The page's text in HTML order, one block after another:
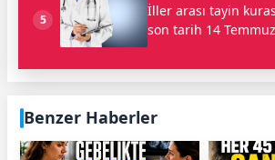
5
İller arası tayin
son tarih 14 Temmuz
Benzer Haberler